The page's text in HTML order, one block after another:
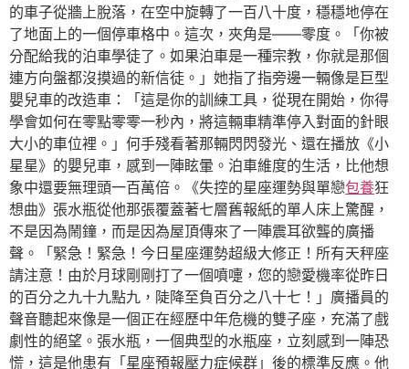
的車子從牆上脫落，在空中旋轉了一百八十度，穩穩地停在
了地面上的一個停車格中。這次，夾角是——零度。「你被
分配給我的泊車學徒了。如果泊車是一種宗教，你就是那個
連方向盤都沒摸過的新信徒。」她指了指旁邊一輛像是巨型
嬰兒車的改造車：「這是你的訓練工具，從現在開始，你得
學會如何在零點零零一秒內，將這輛車精準停入對面的針眼
大小的車位裡。」何手殘看著那輛閃閃發光、還在播放《小
星星》的嬰兒車，感到一陣眩暈。泊車維度的生活，比他想
象中還要無理頭一百萬倍。《失控的星座運勢與單戀包養狂
想曲》張水瓶從他那張覆蓋著七層舊報紙的單人床上驚醒，
不是因為鬧鐘，而是因為屋頂傳來了一陣震耳欲聾的廣播
聲。「緊急！緊急！今日星座運勢超級大修正！所有天秤座
請注意！由於月球剛剛打了一個噴嚏，您的戀愛機率從昨日
的百分之九十九點九，陡降至負百分之八十七！」廣播員的
聲音聽起來像是一個正在經歷中年危機的雙子座，充滿了戲
劇性的絕望。張水瓶，一個典型的水瓶座，立刻感到一陣恐
慌，這是他患有「星座預報壓力症候群」後的標準反應。他